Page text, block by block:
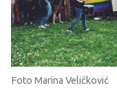
Foto Marina Veličković